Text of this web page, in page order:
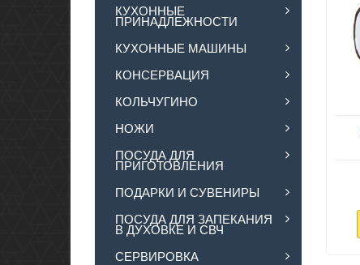
КУХОННЫЕ
ПРИНАДЛЕЖНОСТИ
КУХОННЫЕ МАШИНЫ
КОНСЕРВАЦИЯ
КОЛЬЧУГИНО
НОЖИ
ПОСУДА ДЛЯ
ПРИГОТОВЛЕНИЯ
ПОДАРКИ И СУВЕНИРЫ
ПОСУДА ДЛЯ ЗАПЕКАНИЯ
В ДУХОВКЕ И СВЧ
СЕРВИРОВКА